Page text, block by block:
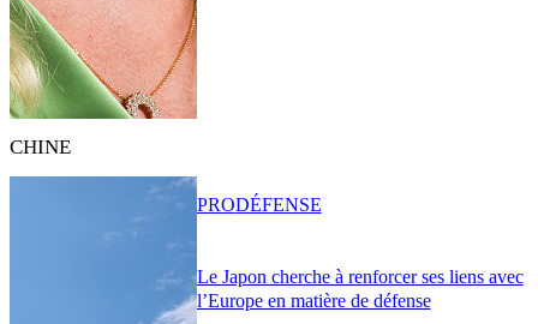
CHINE
Le Japon cherche à renforcer ses liens avec
l’Europe en matière de défense
PRODÉFENSE